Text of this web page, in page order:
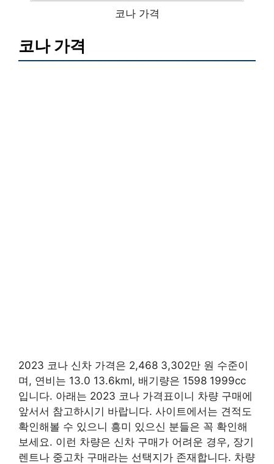
코나 가격
코나 가격
2023 코나 신차 가격은 2,468 3,302만 원 수준이
며, 연비는 13.0 13.6kml, 배기량은 1598 1999cc
입니다. 아래는 2023 코나 가격표이니 차량 구매에
앞서서 참고하시기 바랍니다. 사이트에서는 견적도
확인해볼 수 있으니 흥미 있으신 분들은 꼭 확인해
보세요. 이런 차량은 신차 구매가 어려운 경우, 장기
렌트나 중고차 구매라는 선택지가 존재합니다. 차량